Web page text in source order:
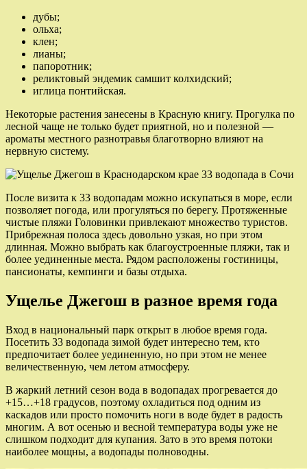
дубы;
ольха;
клен;
лианы;
папоротник;
реликтовый эндемик самшит колхидский;
иглица понтийская.
Некоторые растения занесены в Красную книгу. Прогулка по
лесной чаще не только будет приятной, но и полезной —
ароматы местного разнотравья благотворно влияют на
нервную систему.
После визита к 33 водопадам можно искупаться в море, если
позволяет погода, или прогуляться по берегу. Протяженные
чистые пляжи Головинки привлекают множество туристов.
Прибрежная полоса здесь довольно узкая, но при этом
длинная. Можно выбрать как благоустроенные пляжи, так и
более уединенные места. Рядом расположены гостиницы,
пансионаты, кемпинги и базы отдыха.
Ущелье Джегош в разное время года
Вход в национальный парк открыт в любое время года.
Посетить 33 водопада зимой будет интересно тем, кто
предпочитает более уединенную, но при этом не менее
величественную, чем летом атмосферу.
В жаркий летний сезон вода в водопадах прогревается до
+15…+18 градусов, поэтому охладиться под одним из
каскадов или просто помочить ноги в воде будет в радость
многим. А вот осенью и весной температура воды уже не
слишком подходит для купания. Зато в это время потоки
наиболее мощны, а водопады полноводны.